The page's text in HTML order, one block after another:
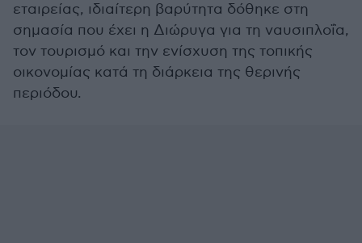
εταιρείας, ιδιαίτερη βαρύτητα δόθηκε στη
σημασία που έχει η Διώρυγα για τη ναυσιπλοΐα,
τον τουρισμό και την ενίσχυση της τοπικής
οικονομίας κατά τη διάρκεια της θερινής
περιόδου.